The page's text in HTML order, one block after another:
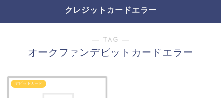
クレジットカードエラー
― TAG ―
オークファンデビットカードエラー
デビットカード